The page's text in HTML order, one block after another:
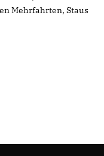
Mehrfahrten, Staus